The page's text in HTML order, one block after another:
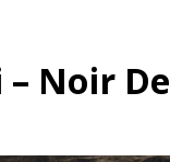
Noir